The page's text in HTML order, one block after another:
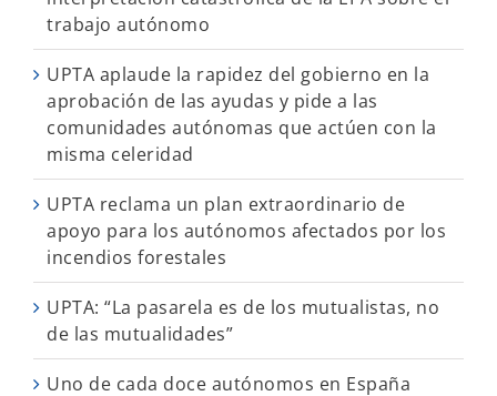
trabajo autónomo
UPTA aplaude la rapidez del gobierno en la
aprobación de las ayudas y pide a las
comunidades autónomas que actúen con la
misma celeridad
UPTA reclama un plan extraordinario de
apoyo para los autónomos afectados por los
incendios forestales
UPTA: “La pasarela es de los mutualistas, no
de las mutualidades”
Uno de cada doce autónomos en España